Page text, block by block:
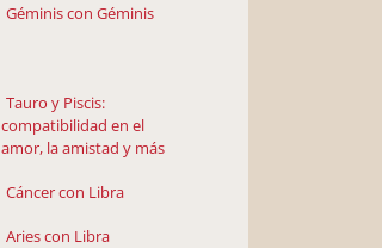
Géminis con Géminis
Tauro y Piscis:
compatibilidad en el
amor, la amistad y más
Cáncer con Libra
Aries con Libra